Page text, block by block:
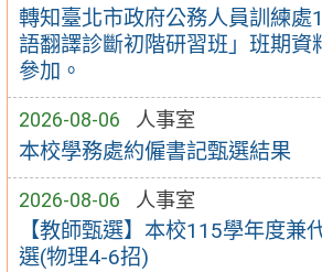
轉知臺北市政府公務人員訓練處
語翻譯診斷初階研習班」班期資
參加。
2026-08-06 人事室
本校學務處約僱書記甄選結果
2026-08-06 人事室
【教師甄選】本校115學年度兼
選(物理4-6招)